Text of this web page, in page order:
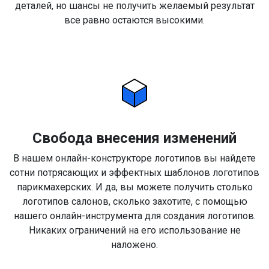
деталей, но шансы не получить желаемый результат
все равно остаются высокими.
Свобода внесения изменений
В нашем онлайн-конструкторе логотипов вы найдете
сотни потрясающих и эффектных шаблонов логотипов
парикмахерских. И да, вы можете получить столько
логотипов салонов, сколько захотите, с помощью
нашего онлайн-инструмента для создания логотипов.
Никаких ограничений на его использование не
наложено.